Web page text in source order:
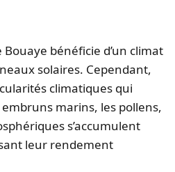
bénéficie d’un climat
solaires. Cependant,
climatiques qui
marins, les pollens,
s’accumulent
leur rendement